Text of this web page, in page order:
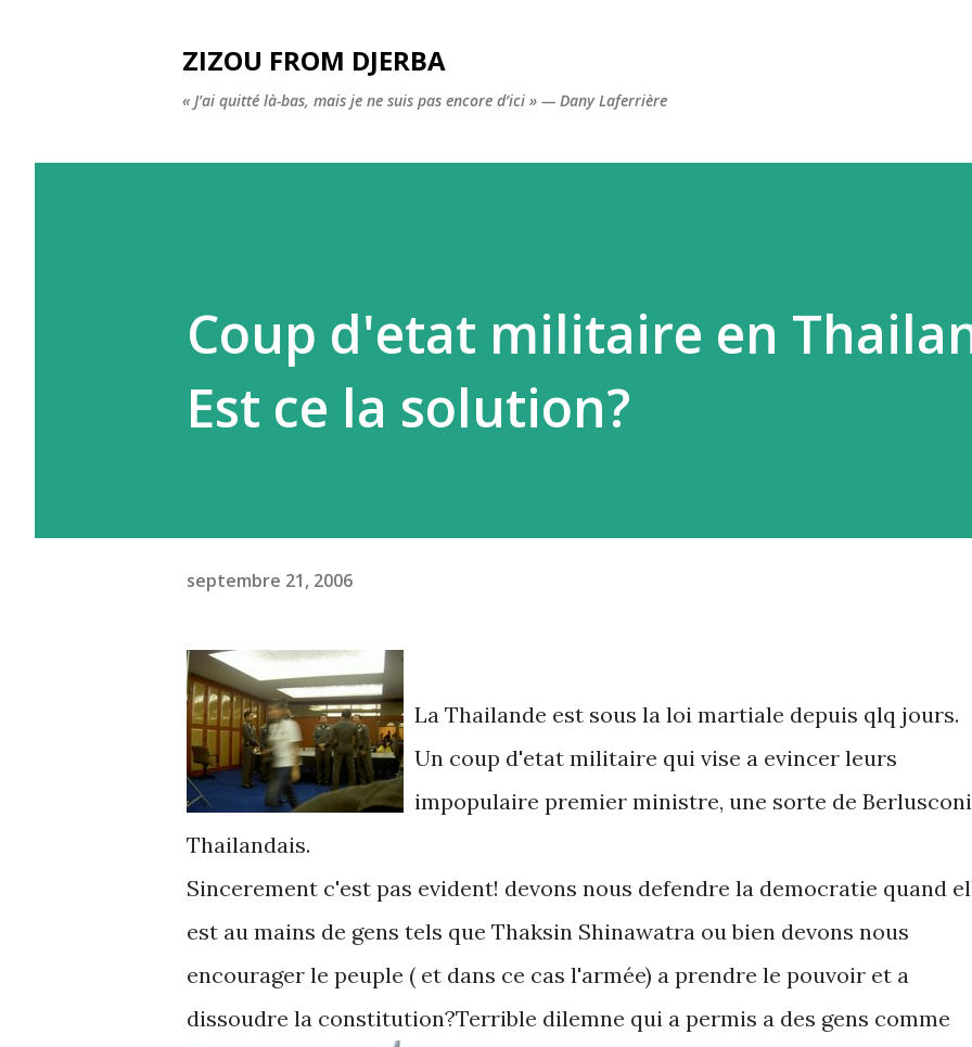
ZIZOU FROM DJERBA
« J’ai quitté là-bas, mais je ne suis pas encore d’ici » — Dany Laferrière
Coup d'etat militaire en
Est ce la solution?
septembre 21, 2006
La Thailande est sous la loi martiale depuis qlq jours.
Un coup d'etat militaire qui vise a evincer leurs
impopulaire premier ministre, une sorte de Berlusconi
Thailandais.
Sincerement c'est pas evident! devons nous defendre la democratie quand
est au mains de gens tels que Thaksin Shinawatra ou bien devons nous
encourager le peuple ( et dans ce cas l'armée) a prendre le pouvoir et a
dissoudre la constitution?Terrible dilemne qui a permis a des gens comme